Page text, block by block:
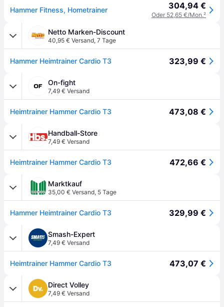
Hammer Fitness, Hometrainer 304,94 €
Oder 52,65 €/Mon.²
Netto Marken-Discount
40,95 € Versand, 7 Tage
Hammer Heimtrainer Cardio T3 323,99 €
On-fight
7,49 € Versand
Heimtrainer Hammer Cardio T3 473,08 €
Handball-Store
7,49 € Versand
Heimtrainer Hammer Cardio T3 472,66 €
Marktkauf
35,00 € Versand, 5 Tage
Hammer Heimtrainer Cardio T3 329,99 €
Smash-Expert
7,49 € Versand
Heimtrainer Hammer Cardio T3 473,07 €
Direct Volley
7,49 € Versand